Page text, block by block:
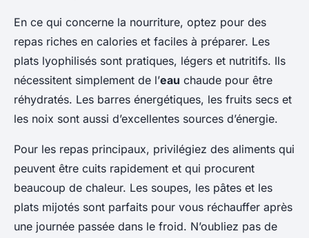
En ce qui concerne la nourriture, optez pour des
repas riches en calories et faciles à préparer. Les
plats lyophilisés sont pratiques, légers et nutritifs. Ils
nécessitent simplement de l’eau chaude pour être
réhydratés. Les barres énergétiques, les fruits secs et
les noix sont aussi d’excellentes sources d’énergie.
Pour les repas principaux, privilégiez des aliments qui
peuvent être cuits rapidement et qui procurent
beaucoup de chaleur. Les soupes, les pâtes et les
plats mijotés sont parfaits pour vous réchauffer après
une journée passée dans le froid. N’oubliez pas de